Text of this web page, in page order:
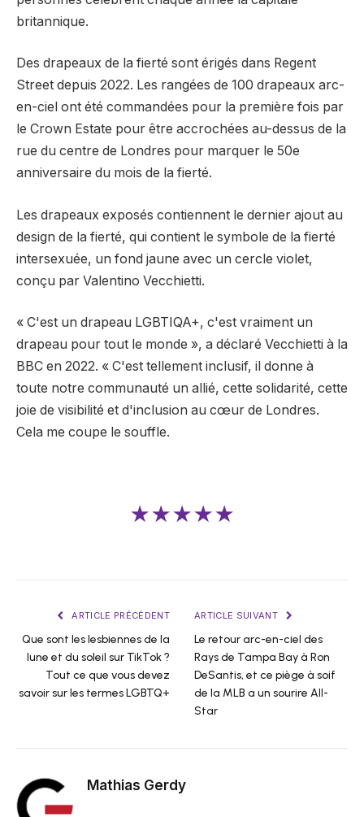
britannique.
Des drapeaux de la fierté sont érigés dans Regent
Street depuis 2022. Les rangées de 100 drapeaux arc-
en-ciel ont été commandées pour la première fois par
le Crown Estate pour être accrochées au-dessus de la
rue du centre de Londres pour marquer le 50e
anniversaire du mois de la fierté.
Les drapeaux exposés contiennent le dernier ajout au
design de la fierté, qui contient le symbole de la fierté
intersexuée, un fond jaune avec un cercle violet,
conçu par Valentino Vecchietti.
« C'est un drapeau LGBTIQA+, c'est vraiment un
drapeau pour tout le monde », a déclaré Vecchietti à la
BBC en 2022. « C'est tellement inclusif, il donne à
toute notre communauté un allié, cette solidarité, cette
joie de visibilité et d'inclusion au cœur de Londres.
Cela me coupe le souffle.
★★★★★
ARTICLE PRÉCÉDENT
Que sont les lesbiennes de la
lune et du soleil sur TikTok ?
Tout ce que vous devez
savoir sur les termes LGBTQ+
ARTICLE SUIVANT
Le retour arc-en-ciel des
Rays de Tampa Bay à Ron
DeSantis, et ce piège à soif
de la MLB a un sourire All-
Star
Mathias Gerdy